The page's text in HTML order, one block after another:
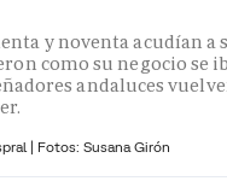
y noventa acudían a
como su negocio se
andaluces
| Fotos: Susana Girón